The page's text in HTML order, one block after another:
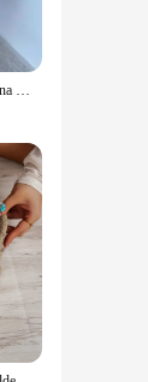
Sneakers rosse scarpe da donna scarpe da Tennis da donna scarpe di tela scarpe Casual da donna scarpe sportive da donna Sneaker con plateau scarpe scavate